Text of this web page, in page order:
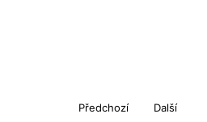
Předchozí Další